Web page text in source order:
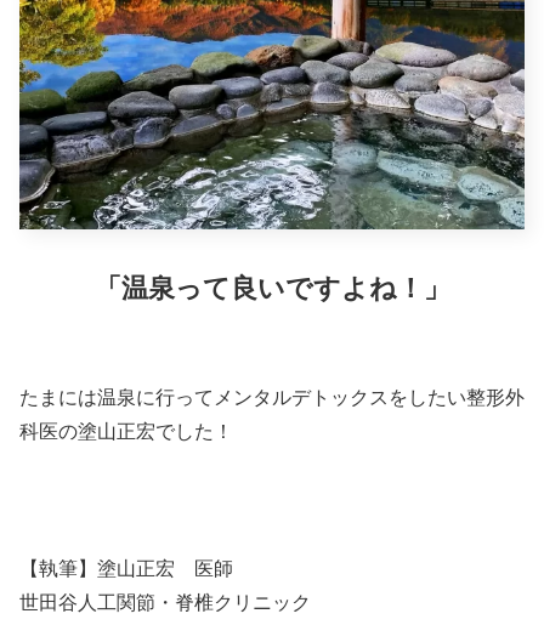
「温泉って良いですよね！」
たまには温泉に行ってメンタルデトックスをしたい整形外
科医の塗山正宏でした！
【執筆】塗山正宏 医師
世田谷人工関節・脊椎クリニック